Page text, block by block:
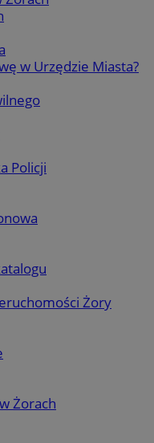
w Urzędzie Miasta?
Policji
Żory
Żorach